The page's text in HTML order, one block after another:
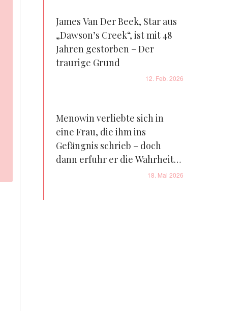
James Van Der Beek, Star aus
„Dawson’s Creek“, ist mit 48
Jahren gestorben – Der
traurige Grund
12. Feb. 2026
Menowin verliebte sich in
eine Frau, die ihm ins
Gefängnis schrieb – doch
dann erfuhr er die Wahrheit
18. Mai 2026